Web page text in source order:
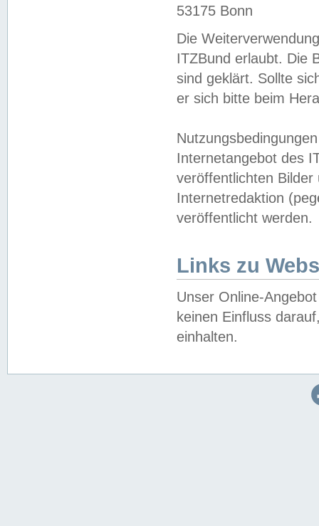
53175 Bonn
Die
ITZBund erlaubt. Die
sind geklärt. Sollte
er sich bitte beim
Internetangebot des
veröffentlichten
Internetredaktion
veröffentlicht werden.
Links zu
Unser Online-
keinen Einfluss
einhalten.